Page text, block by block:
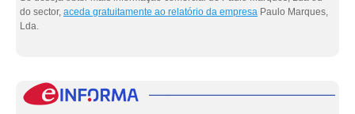
do sector, aceda gratuitamente ao relatório da empresa Paulo Marques,
Lda.